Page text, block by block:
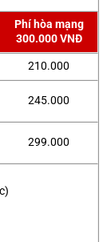
Phí hòa mạng
300.000 VNĐ
210.000
245.000
299.000